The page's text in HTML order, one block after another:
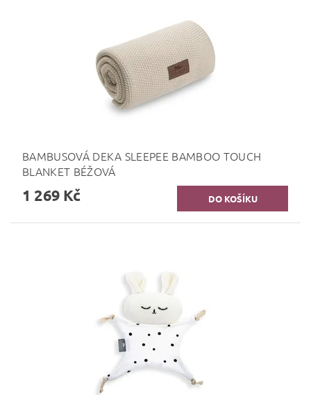
BAMBUSOVÁ DEKA SLEEPEE BAMBOO TOUCH
BLANKET BÉŽOVÁ
1 269 Kč